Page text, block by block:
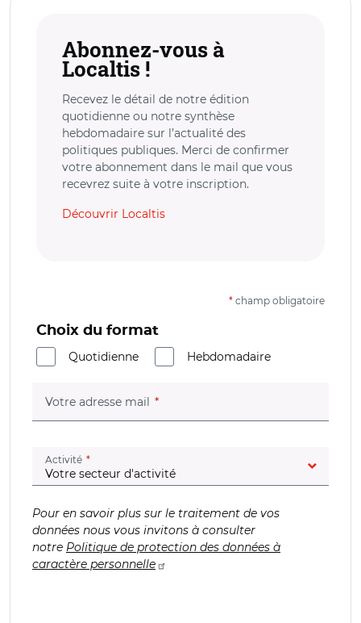
Abonnez-vous à
Localtis !
Recevez le détail de notre édition
quotidienne ou notre synthèse
hebdomadaire sur l’actualité des
politiques publiques. Merci de confirmer
votre abonnement dans le mail que vous
recevrez suite à votre inscription.
Découvrir Localtis
* champ obligatoire
Choix du format
Quotidienne
Hebdomadaire
Votre adresse mail (champ obligatoire)
Activité (champ obligatoire)
Pour en savoir plus sur le traitement de vos
données nous vous invitons à consulter
notre Politique de protection des données à
caractère personnelle